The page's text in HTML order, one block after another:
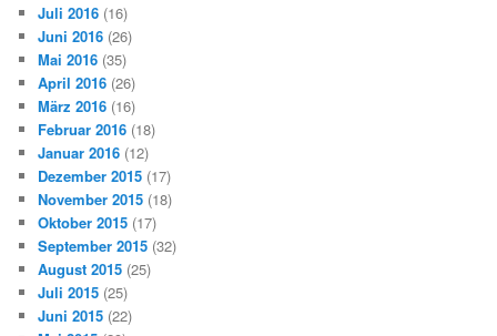
Juli 2016 (16)
Juni 2016 (26)
Mai 2016 (35)
April 2016 (26)
März 2016 (16)
Februar 2016 (18)
Januar 2016 (12)
Dezember 2015 (17)
November 2015 (18)
Oktober 2015 (17)
September 2015 (32)
August 2015 (25)
Juli 2015 (25)
Juni 2015 (22)